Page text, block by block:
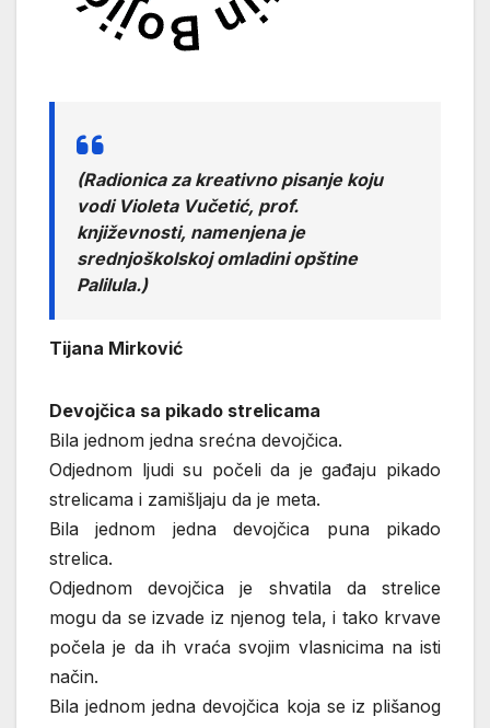
(Radionica za kreativno pisanje koju
vodi Violeta Vučetić, prof.
književnosti, namenjena je
srednjoškolskoj omladini opštine
Palilula.)
Tijana Mirković
Devojčica sa pikado strelicama
Bila jednom jedna srećna devojčica.
Odjednom ljudi su počeli da je gađaju pikado
strelicama i zamišljaju da je meta.
Bila jednom jedna devojčica puna pikado
strelica.
Odjednom devojčica je shvatila da strelice
mogu da se izvade iz njenog tela, i tako krvave
počela je da ih vraća svojim vlasnicima na isti
način.
Bila jednom jedna devojčica koja se iz plišanog